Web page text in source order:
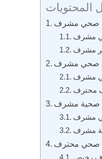
المحتويات
صحي مشرف
مشرف
مشرف
صحي مشرف
مشرف
محترف
صحية مشرف
مشرف
مشرف
صحي محترف
رخيص